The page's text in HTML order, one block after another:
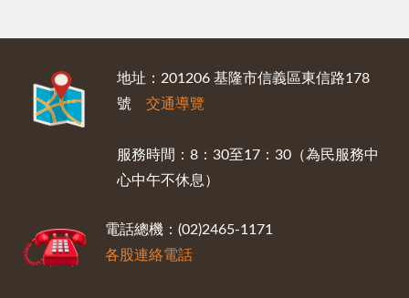
地址：201206 基隆市信義區東信路178
號 交通導覽
服務時間：8：30至17：30（為民服務中
心中午不休息）
電話總機：(02)2465-1171
各股連絡電話